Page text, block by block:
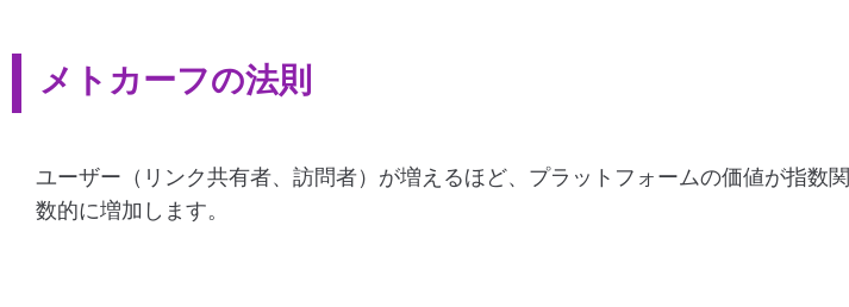
メトカーフの法則
ユーザー（リンク共有者、訪問者）が増えるほど、プラットフォームの価値が指数関
数的に増加します。